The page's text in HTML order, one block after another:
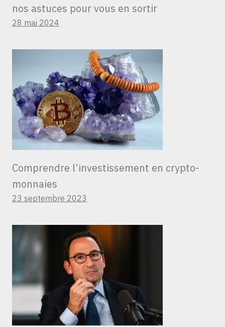
nos astuces pour vous en sortir
28 mai 2024
Comprendre l’investissement en crypto-
monnaies
23 septembre 2023